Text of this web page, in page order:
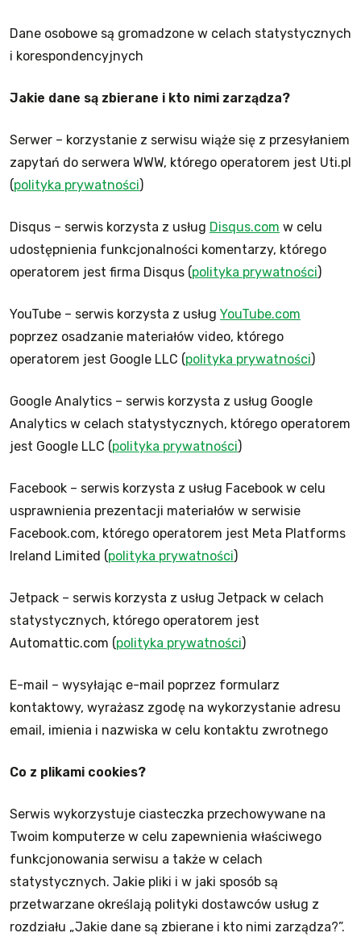
Dane osobowe są gromadzone w celach statystycznych
i korespondencyjnych
Jakie dane są zbierane i kto nimi zarządza?
Serwer – korzystanie z serwisu wiąże się z przesyłaniem
zapytań do serwera WWW, którego operatorem jest Uti.pl
(polityka prywatności)
Disqus – serwis korzysta z usług Disqus.com w celu
udostępnienia funkcjonalności komentarzy, którego
operatorem jest firma Disqus (polityka prywatności)
YouTube – serwis korzysta z usług YouTube.com
poprzez osadzanie materiałów video, którego
operatorem jest Google LLC (polityka prywatności)
Google Analytics – serwis korzysta z usług Google
Analytics w celach statystycznych, którego operatorem
jest Google LLC (polityka prywatności)
Facebook – serwis korzysta z usług Facebook w celu
usprawnienia prezentacji materiałów w serwisie
Facebook.com, którego operatorem jest Meta Platforms
Ireland Limited (polityka prywatności)
Jetpack – serwis korzysta z usług Jetpack w celach
statystycznych, którego operatorem jest
Automattic.com (polityka prywatności)
E-mail – wysyłając e-mail poprzez formularz
kontaktowy, wyrażasz zgodę na wykorzystanie adresu
email, imienia i nazwiska w celu kontaktu zwrotnego
Co z plikami cookies?
Serwis wykorzystuje ciasteczka przechowywane na
Twoim komputerze w celu zapewnienia właściwego
funkcjonowania serwisu a także w celach
statystycznych. Jakie pliki i w jaki sposób są
przetwarzane określają polityki dostawców usług z
rozdziału „Jakie dane są zbierane i kto nimi zarządza?”.